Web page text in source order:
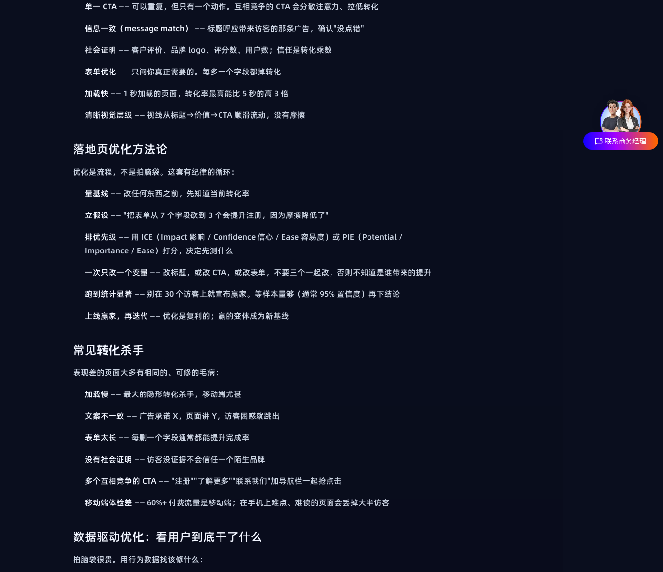
单一 CTA —— 可以重复，但只有一个动作。互相竞争的 CTA 会分散注意力、拉低转化
信息一致（message match）
—— 标题呼应带来访客的那条广告，确认"没点错"
社会证明 —— 客户评价、品牌 logo、评分数、用户数；信任是转化乘数
表单优化 —— 只问你真正需要的。每多一个字段都掉转化
加载快 —— 1 秒加载的页面，转化率最高能比 5 秒的高 3 倍
清晰视觉层级 —— 视线从标题→价值→CTA 顺滑流动，没有摩擦
落地页优化方法论
优化是流程，不是拍脑袋。这套有纪律的循环：
量基线 —— 改任何东西之前，先知道当前转化率
立假设 —— "把表单从 7 个字段砍到 3 个会提升注册，因为摩擦降低了"
排优先级 —— 用 ICE（Impact 影响 / Confidence 信心 / Ease 容易度）或 PIE（Potential /
Importance / Ease）打分，决定先测什么
一次只改一个变量 —— 改标题，或改 CTA，或改表单，不要三个一起改，否则不知道是谁带来的提升
跑到统计显著 —— 别在 30 个访客上就宣布赢家。等样本量够（通常 95% 置信度）再下结论
上线赢家，再迭代 —— 优化是复利的；赢的变体成为新基线
常见转化杀手
表现差的页面大多有相同的、可修的毛病：
加载慢 —— 最大的隐形转化杀手，移动端尤甚
文案不一致 —— 广告承诺 X，页面讲 Y，访客困惑就跳出
表单太长 —— 每删一个字段通常都能提升完成率
没有社会证明 —— 访客没证据不会信任一个陌生品牌
多个互相竞争的 CTA —— "注册""了解更多""联系我们"加导航栏一起抢点击
移动端体验差 —— 60%+ 付费流量是移动端；在手机上难点、难读的页面会丢掉大半访客
数据驱动优化：看用户到底干了什么
拍脑袋很贵。用行为数据找该修什么：
联系商务经理